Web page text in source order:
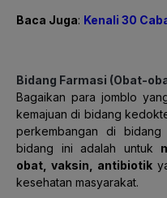
Baca Juga: Kenali 30
Bidang Farmasi (Obat-
Bagaikan para jomblo
kemajuan di bidang
perkembangan di bidang
bidang ini adalah untuk
obat, vaksin, antibiotik
kesehatan masyarakat.